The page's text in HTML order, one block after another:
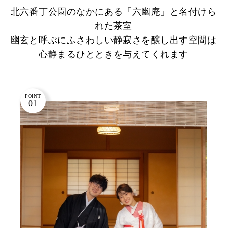
北六番丁公園のなかにある「六幽庵」と名付けら
れた茶室
幽玄と呼ぶにふさわしい静寂さを醸し出す空間は
心静まるひとときを与えてくれます
POINT
01